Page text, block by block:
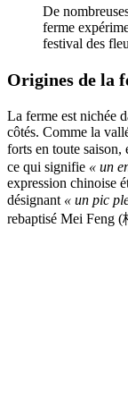
De
ferme
festival des
Origines de la
La ferme est nichée
côtés. Comme la
forts en toute saison,
ce qui signifie « un
expression chinoise
désignant « un pic
rebaptisé Mei Feng